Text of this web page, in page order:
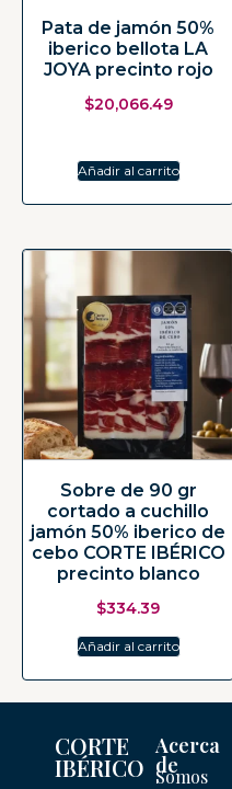
Pata de jamón 50%
iberico bellota LA
JOYA precinto rojo
$20,066.49
Añadir al carrito
Sobre de 90 gr
cortado a cuchillo
jamón 50% iberico de
cebo CORTE IBÉRICO
precinto blanco
$334.39
Añadir al carrito
CORTE
IBÉRICO
Acerca
de
Somos